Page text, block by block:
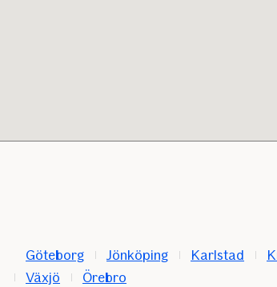
Göteborg Jönköping Karlstad
Växjö
Örebro